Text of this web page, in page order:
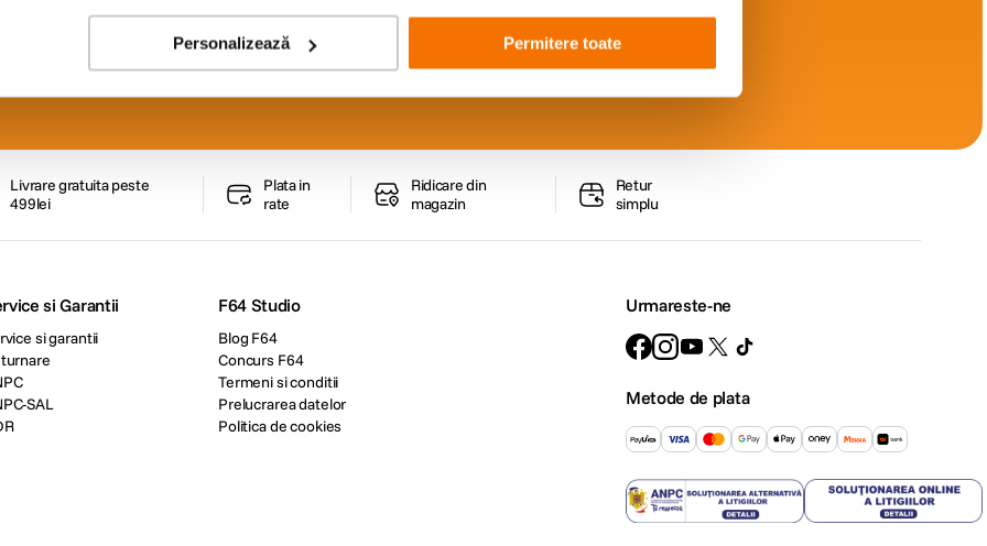
Personalizează Permitere toate
foto-video si oferte
Livrare gratuita peste
499lei
Plata in
rate
Ridicare din
magazin
Retur
simplu
si Garantii
si garantii
SAL
F64 Studio
Blog F64
Concurs F64
Termeni si conditii
Prelucrarea datelor
Politica de cookies
Urmareste-ne
Metode de plata